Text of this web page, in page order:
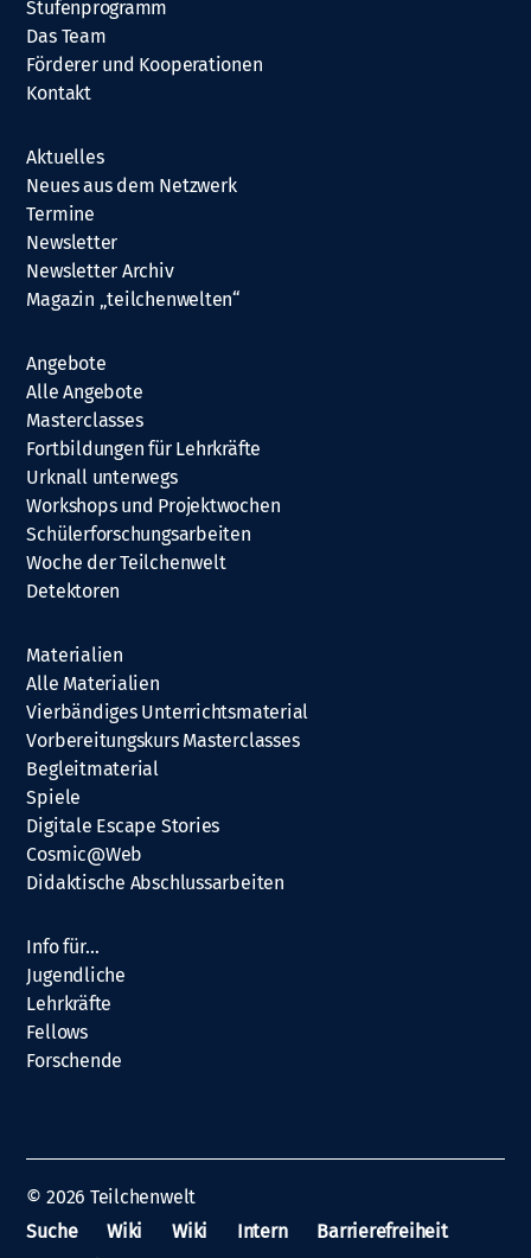
Stufenprogramm
Das Team
Förderer und Kooperationen
Kontakt
Aktuelles
Neues aus dem Netzwerk
Termine
Newsletter
Newsletter Archiv
Magazin „teilchenwelten“
Angebote
Alle Angebote
Masterclasses
Fortbildungen für Lehrkräfte
Urknall unterwegs
Workshops und Projektwochen
Schülerforschungsarbeiten
Woche der Teilchenwelt
Detektoren
Materialien
Alle Materialien
Vierbändiges Unterrichtsmaterial
Vorbereitungskurs Masterclasses
Begleitmaterial
Spiele
Digitale Escape Stories
Cosmic@Web
Didaktische Abschlussarbeiten
Info für…
Jugendliche
Lehrkräfte
Fellows
Forschende
© 2026 Teilchenwelt
Suche
Wiki Wiki Intern
Barrierefreiheit